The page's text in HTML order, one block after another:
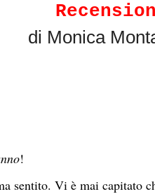
di Monica
!
sentito. Vi è mai capitato